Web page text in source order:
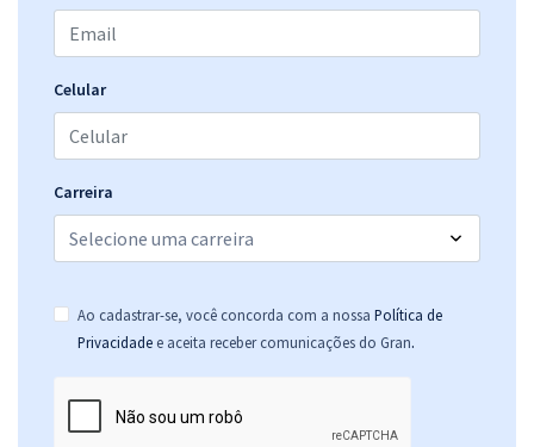
Celular
Carreira
Ao cadastrar-se, você concorda com a nossa Política de
Privacidade e aceita receber comunicações do Gran.